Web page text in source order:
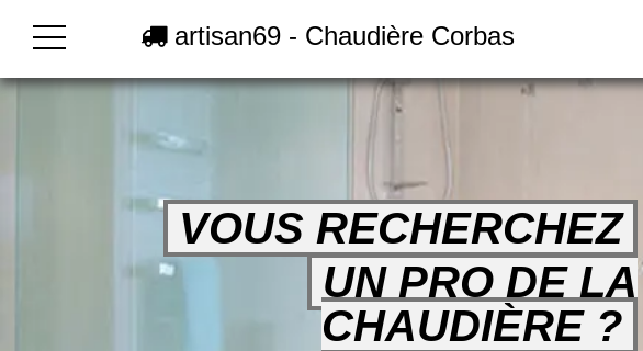
artisan69 - Chaudière Corbas
VOUS RECHERCHEZ
UN PRO DE LA
CHAUDIÈRE ?